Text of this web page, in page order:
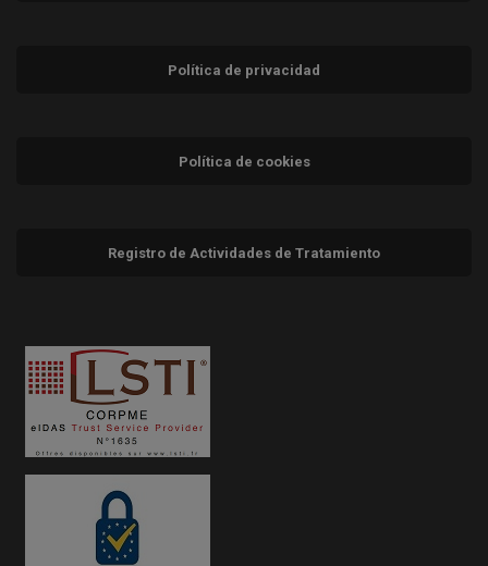
Política de privacidad
Política de cookies
Registro de Actividades de Tratamiento